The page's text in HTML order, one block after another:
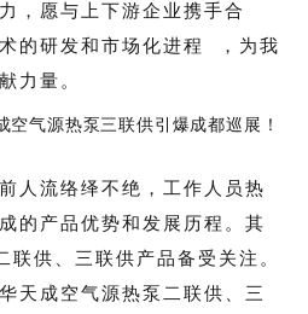
，愿与上下游企业携手合
的研发和市场化进程
，为我
力量。
人流络绎不绝，工作人员热
的产品优势和发展历程。其
联供、三联供产品备受关注。
天成空气源热泵二联供、三